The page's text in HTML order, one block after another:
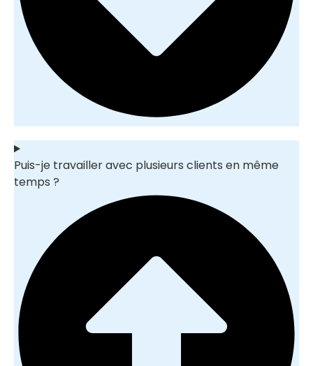
Puis-je travailler avec plusieurs clients en même
temps ?